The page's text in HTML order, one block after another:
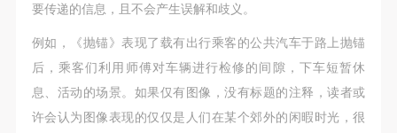
要传递的信息，且不会产生误解和歧义。
例如，《抛锚》表现了载有出行乘客的公共汽车于路上抛锚
后，乘客们利用师傅对车辆进行检修的间隙，下车短暂休
息、活动的场景。如果仅有图像，没有标题的注释，读者或
许会认为图像表现的仅仅是人们在某个郊外的闲暇时光，很